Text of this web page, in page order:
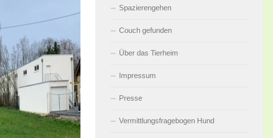
Spazierengehen
Couch gefunden
Über das Tierheim
Impressum
Presse
Vermittlungsfragebogen Hund